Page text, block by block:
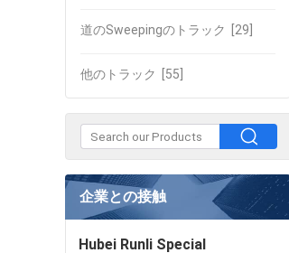
道のSweepingのトラック [29]
他のトラック [55]
企業との接触
Hubei Runli Special